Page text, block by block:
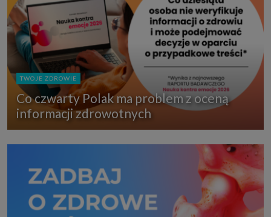
TWOJE ZDROWIE
Co czwarty Polak ma problem z oceną
informacji zdrowotnych